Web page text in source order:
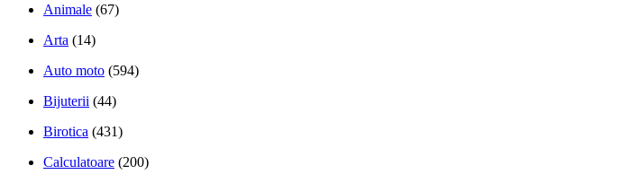
Animale (67)
Arta (14)
Auto moto (594)
Bijuterii (44)
Birotica (431)
Calculatoare (200)